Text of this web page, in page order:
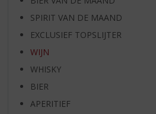
SPIRIT VAN DE MAAND
EXCLUSIEF TOPSLIJTER
WIJN
WHISKY
BIER
APERITIEF